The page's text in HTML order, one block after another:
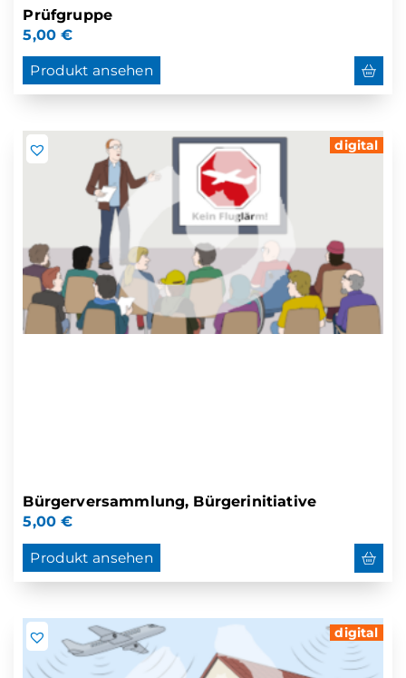
Prüfgruppe
5,00€
Produkt ansehen
digital
Bürgerversammlung, Bürgerinitiative
5,00€
Produkt ansehen
digital